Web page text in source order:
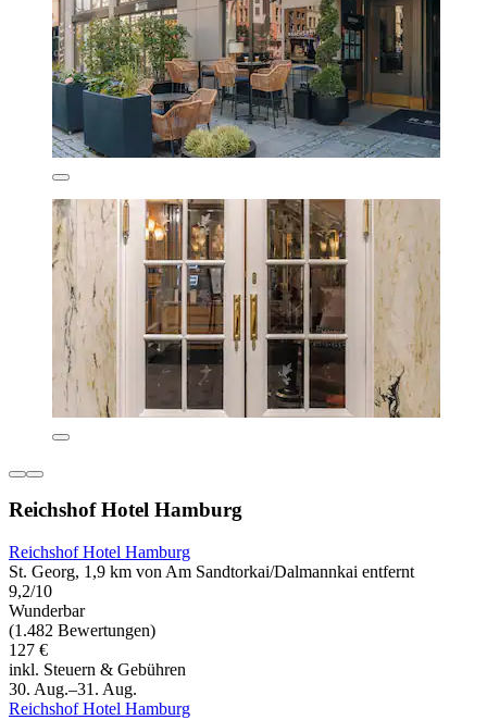
Reichshof Hotel Hamburg
Reichshof Hotel Hamburg
St. Georg, 1,9 km von Am Sandtorkai/Dalmannkai entfernt
9,2/10
Wunderbar
(1.482 Bewertungen)
127 €
inkl. Steuern & Gebühren
30. Aug.–31. Aug.
Reichshof Hotel Hamburg